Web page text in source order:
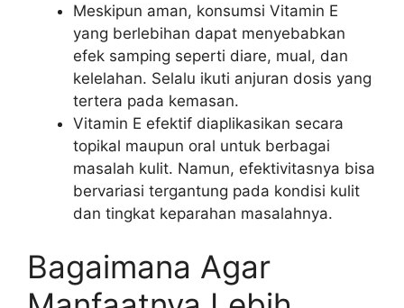
Meskipun aman, konsumsi Vitamin E
yang berlebihan dapat menyebabkan
efek samping seperti diare, mual, dan
kelelahan. Selalu ikuti anjuran dosis yang
tertera pada kemasan.
Vitamin E efektif diaplikasikan secara
topikal maupun oral untuk berbagai
masalah kulit. Namun, efektivitasnya bisa
bervariasi tergantung pada kondisi kulit
dan tingkat keparahan masalahnya.
Bagaimana Agar